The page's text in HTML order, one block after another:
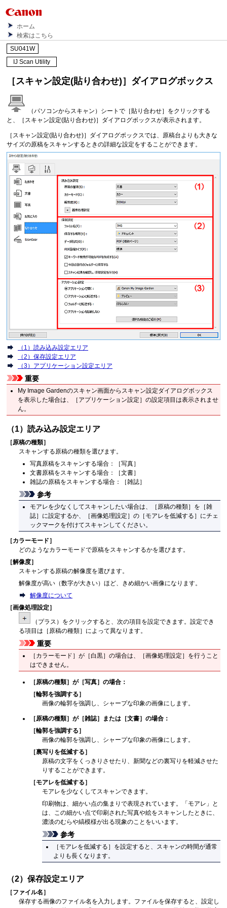
ホーム
検索はこちら
SU041W
IJ Scan Utility
［スキャン設定(貼り合わせ)］ダイアログボックス
（パソコンからスキャン）シートで［貼り合わせ］をクリックする
と、［ スキャン設定(貼り合わせ)］ダイアログボックスが表示されます。
［ スキャン設定(貼り合わせ)］ダイアログボックスでは、原稿台よりも大きな
サイズの原稿をスキャンするときの詳細な設定をすることができます。
（1）読み込み設定エリア
（2）保存設定エリア
（3）アプリケーション設定エリア
重要
My Image Gardenのスキャン画面からスキャン設定ダイアログボックス
を表示した場合は、［ アプリケーション設定 ］の設定項目は表示されませ
ん。
（1）読み込み設定エリア
［原稿の種類］
スキャンする原稿の種類を選びます。
写真原稿をスキャンする場合：［写真］
文書原稿をスキャンする場合：［文書］
雑誌の原稿をスキャンする場合：［雑誌］
参考
モアレを少なくしてスキャンしたい場合は、［ 原稿の種類］を［雑
誌］に設定するか、［画像処理設定 ］の［ モアレを低減する ］にチェ
ックマークを付けてスキャンしてください。
［カラーモード］
どのようなカラーモードで原稿をスキャンするかを選びます。
［解像度］
スキャンする原稿の解像度を選びます。
解像度が高い（数字が大きい）ほど、きめ細かい画像になります。
解像度について
［画像処理設定］
（プラス）をクリックすると、次の項目を設定できます。設定でき
る項目は［ 原稿の種類］によって異なります。
重要
［ カラーモード ］が［白黒］の場合は、［画像処理設定 ］を行うこと
はできません。
［原稿の種類］が［写真］の場合：
［輪郭を強調する］
画像の輪郭を強調し、シャープな印象の画像にします。
［原稿の種類］が［雑誌］または［文書］の場合：
［輪郭を強調する］
画像の輪郭を強調し、シャープな印象の画像にします。
［裏写りを低減する］
原稿の文字をくっきりさせたり、新聞などの裏写りを軽減させた
りすることができます。
［モアレを低減する］
モアレを少なくしてスキャンできます。
印刷物は、細かい点の集まりで表現されています。
「モアレ」と
は、この細かい点で印刷された写真や絵をスキャンしたときに、
濃淡のむらや縞模様が出る現象のことをいいます。
参考
［ モアレを低減する ］を設定すると、スキャンの時間が通常
よりも長くなります。
（2）保存設定エリア
［ファイル名］
保存する画像のファイル名を入力します。 ファイルを保存すると、設定し